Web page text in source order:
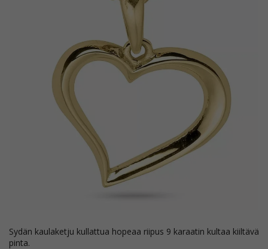
sydän kaulaketju kullattua hopeaa riipus 9 karaatin kultaa kiiltävä
pinta.